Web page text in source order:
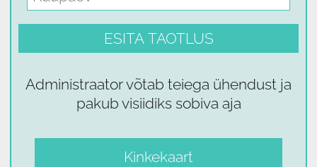
Administraator võtab teiega ühendust ja
pakub visiidiks sobiva aja
Kinkekaart